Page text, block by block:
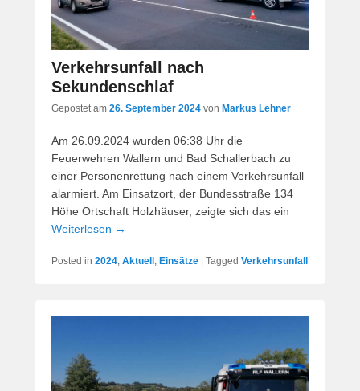
Verkehrsunfall nach
Sekundenschlaf
Gepostet am 26. September 2024 von Markus Lehner
Am 26.09.2024 wurden 06:38 Uhr die
Feuerwehren Wallern und Bad Schallerbach zu
einer Personenrettung nach einem Verkehrsunfall
alarmiert. Am Einsatzort, der Bundesstraße 134
Höhe Ortschaft Holzhäuser, zeigte sich das ein
Weiterlesen →
Posted in 2024, Aktuell, Einsätze | Tagged Verkehrsunfall